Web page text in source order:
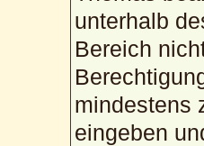
unterhalb
Bereich
mindestens
eingeben